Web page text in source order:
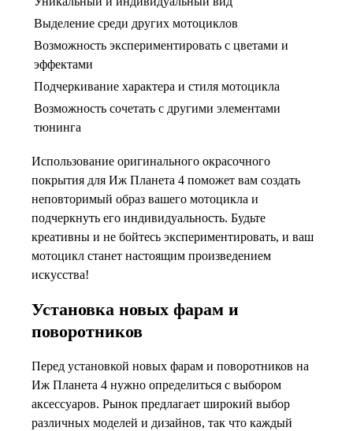
Выделение среди других мотоциклов
Возможность экспериментировать с цветами и
эффектами
Подчеркивание характера и стиля мотоцикла
Возможность сочетать с другими элементами
тюнинга
Использование оригинального окрасочного
покрытия для Иж Планета 4 поможет вам создать
неповторимый образ вашего мотоцикла и
подчеркнуть его индивидуальность. Будьте
креативны и не бойтесь экспериментировать, и ваш
мотоцикл станет настоящим произведением
искусства!
Установка новых фарам и
поворотников
Перед установкой новых фарам и поворотников на
Иж Планета 4 нужно определиться с выбором
аксессуаров. Рынок предлагает широкий выбор
различных моделей и дизайнов, так что каждый